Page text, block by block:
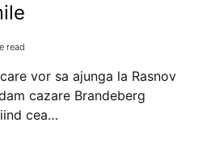
read
vor sa ajunga la Rasnov
cazare Brandeberg
cea…